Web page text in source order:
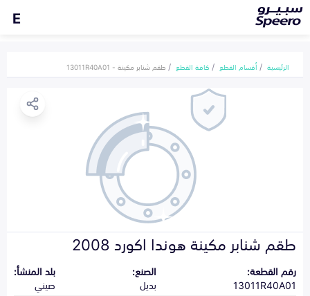
E
الرئيسية أقسام القطع كافة القطع طقم شنابر مكينة - 13011R40A01
طقم شنابر مكينة هوندا اكورد 2008
رقم القطعة:
13011R40A01
الصنع:
بديل
بلد المنشأ:
صيني